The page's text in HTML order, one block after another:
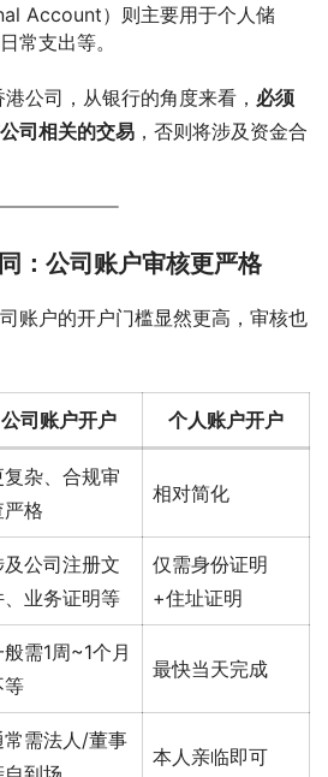
Account）则主要用于个人储
常支出等。
公司，从银行的角度来看， 必须
司相关的交易 ，否则将涉及资金合
：公司账户审核更严格
账户的开户门槛显然更高，审核也
公司账户开户 个人账户开户
复杂、合规审
严格
相对简化
及公司注册文
、业务证明等
仅需身份证明
+住址证明
需1周~1个月
等
最快当天完成
常需法人/董事
本人亲临即可